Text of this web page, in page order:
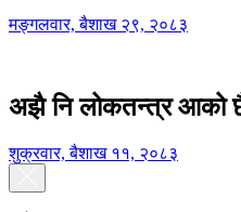
मङ्गलवार, बैशाख २९, २०८३
अझै नि लोकतन्त्र आको
शुक्रवार, बैशाख ११, २०८३